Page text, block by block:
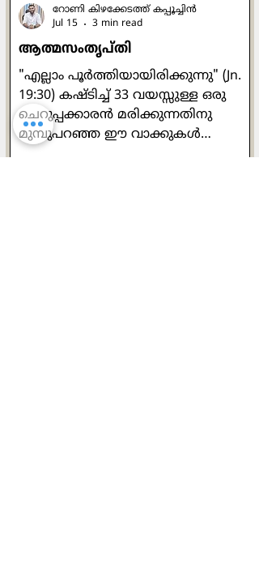
ആത്മസംതൃപ്തി
"എല്ലാം പൂര്‍ത്തിയായിരിക്കുന്നു" (Jn.
19:30) കഷ്ടിച്ച് 33 വയസ്സുള്ള ഒരു
ചെറുപ്പക്കാരന്‍ മരിക്കുന്നതിനു
മുമ്പുപറഞ്ഞ ഈ വാക്കുകള്‍
റോണി കിഴക്കേടത്ത് കപ്പൂച്ചിന്‍
Jul 15
3 min read